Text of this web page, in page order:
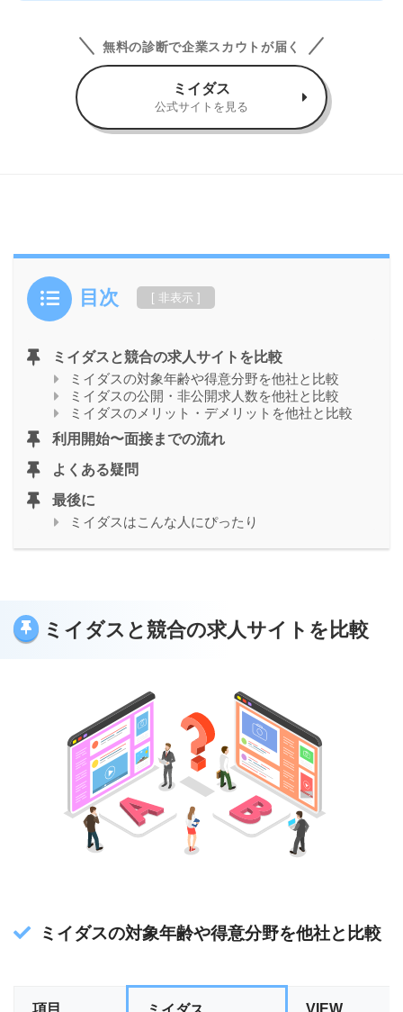
無料の診断で企業スカウトが届く
ミイダス
公式サイトを見る
目次
ミイダスと競合の求人サイトを比較
ミイダスの対象年齢や得意分野を他社と比較
ミイダスの公開・非公開求人数を他社と比較
ミイダスのメリット・デメリットを他社と比較
利用開始〜面接までの流れ
よくある疑問
最後に
ミイダスはこんな人にぴったり
ミイダスと競合の求人サイトを比較
ミイダスの対象年齢や得意分野を他社と比較